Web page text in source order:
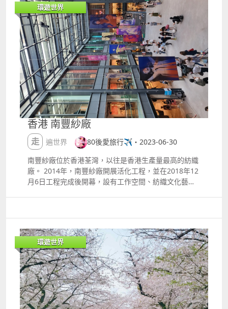
品，以應對不同的氣候條件 照片來源： Trip.Com 新华
网四姑娘山風景名勝區管理局 贵州旅游在线 gt;gt; 人
在旅途內蒙古旅遊｜蒙古包晚宴
高收入更加令年輕人對政府工更趨之若鶩。 而日本的政
府工人工有幾高？和澳門相比只可以說不是同一個層
次。 翻查了2019日本總務省人事課的數據，日本政府
工打工仔的平均年齡約43歲，平均月薪為44.7萬日元，
折合約澳門2萬5千元左右，這個數字已包括基本工資及
獎金。 老實講，2萬5千月薪澳門一個中層的賭場員工
或的士司機都不難揾到。 雖然全世界的工務員都難考，
但日本的工務員不只難考，還要非得從名牌大學畢業，
其中還要看讀哪個學科。 以外務省或大藏省為例，歷史
學畢業不要，經濟學畢業也不要，幾乎只收東大法學部
的畢業生，為什麼只要法學部的學生？ 因為法學部本身
已經有法律的知識基礎，而且比一般學科有更需要死記
硬背，換言之需要的是不折不扣的考試機器。 既然是考
政府工需要精英，那麼法學部的碩士或博士生會不會特
別有優勢？ 答案是不會，只因政府工只要求大學畢業，
讀到碩士或博士只會給上級眼高手低的印象，對於升職
一點幫助都沒有。 終歸咎於日本政府工體系的升職條件
GDP增長帶來貢獻，年青人都熱衷考政府工的話，社會
只會窒息創意，發展停滯不前。 前提是有充足的工作崗
位，人擅其才，才是讓所有人都獲幸福的方法。
環遊世界
香港 南豐紗廠
走遍世界
80後愛旅行✈️・2023-06-30
南豐紗廠位於香港荃灣，以往是香港生產量最高的紡織
廠。 2014年，南豐紗廠開展活化工程，並在2018年12
月6日工程完成後開幕，設有工作空間、紡織文化藝術
環遊世界